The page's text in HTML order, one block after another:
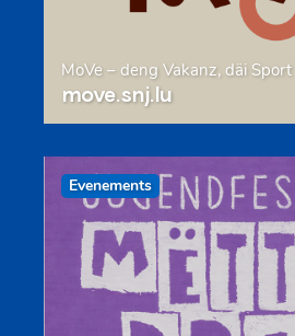
MoVe – deng Vakanz, däi Sport
move.snj.lu
Evenements